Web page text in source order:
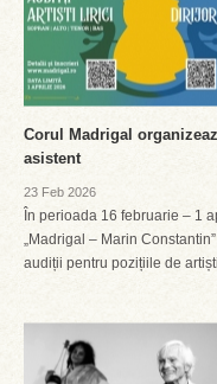
Corul Madrigal
asistent
23 Feb 2026
În perioada 16 februarie – 1
„Madrigal – Marin
audiții pentru pozițiile de